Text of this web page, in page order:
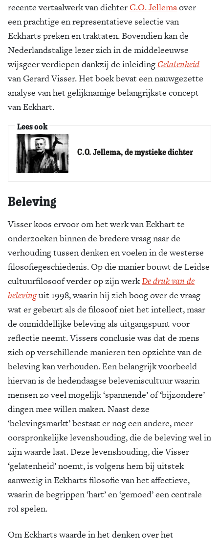
recente vertaalwerk van dichter C.O. Jellemaover
een prachtige en representatieve selectie van
Eckharts preken en traktaten. Bovendien kan de
Nederlandstalige lezer zich in de middeleeuwse
wijsgeer verdiepen dankzij de inleiding Gelatenheid
van Gerard Visser. Het boek bevat een nauwgezette
analyse van het gelijknamige belangrijkste concept
van Eckhart.
Lees ook
C.O. Jellema, de mystieke dichter
Beleving
Visser koos ervoor om het werk van Eckhart te
onderzoeken binnen de bredere vraag naar de
verhouding tussen denken en voelen in de westerse
filosofiegeschiedenis. Op die manier bouwt de Leidse
cultuurfilosoof verder op zijn werkDe druk van de
belevinguit 1998, waarin hij zich boog over de vraag
wat er gebeurt als de filosoof niet het intellect, maar
de onmiddellijke beleving als uitgangspunt voor
reflectie neemt. Vissers conclusie was dat de mens
zich op verschillende manieren ten opzichte van de
beleving kan verhouden. Een belangrijk voorbeeld
hiervan is de hedendaagse beleveniscultuur waarin
mensen zo veel mogelijk ‘spannende’ of ‘bijzondere’
dingen mee willen maken. Naast deze
‘belevingsmarkt’ bestaat er nog een andere, meer
oorspronkelijke levenshouding, die de beleving wel in
zijn waarde laat. Deze levenshouding, die Visser
‘gelatenheid’ noemt, is volgens hem bij uitstek
aanwezig in Eckharts filosofie van het affectieve,
waarin de begrippen ‘hart’ en ‘gemoed’ een centrale
rol spelen.
Om Eckharts waarde in het denken over het